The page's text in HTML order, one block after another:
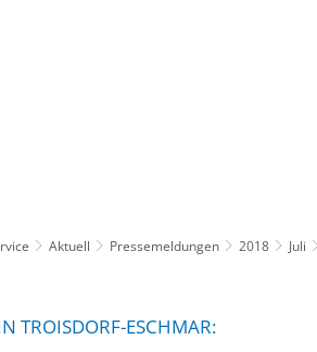
Aktuell Pressemeldungen 2018 Juli
TROISDORF-ESCHMAR: